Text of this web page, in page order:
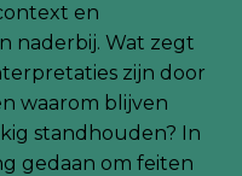
en
naderbij. Wat zegt
zijn door
waarom blijven
standhouden? In
gedaan om feiten